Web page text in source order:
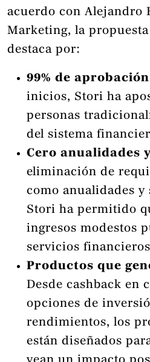
acuerdo con Alejandro
Marketing, la
destaca por:
99% de aprobación
inicios, Stori ha
personas
del sistema
Cero anualidades
eliminación de
como anualidades y
Stori ha permitido
ingresos modestos
servicios
Productos que
Desde cashback en
opciones de
rendimientos, los
están diseñados